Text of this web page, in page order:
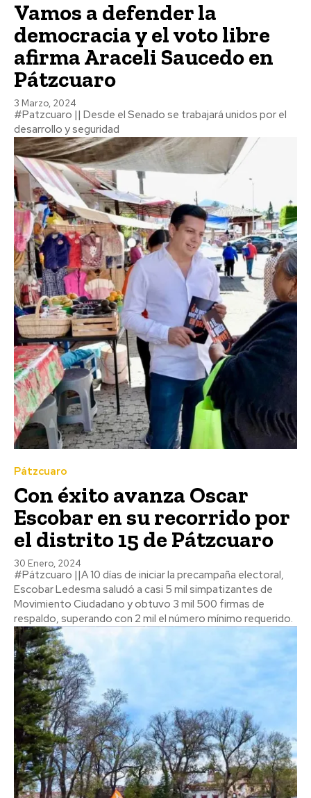
Vamos a defender la
democracia y el voto libre
afirma Araceli Saucedo en
Pátzcuaro
3 Marzo, 2024
#Patzcuaro || Desde el Senado se trabajará unidos por el
desarrollo y seguridad
Pátzcuaro
Con éxito avanza Oscar
Escobar en su recorrido por
el distrito 15 de Pátzcuaro
30 Enero, 2024
#Pátzcuaro ||A 10 días de iniciar la precampaña electoral,
Escobar Ledesma saludó a casi 5 mil simpatizantes de
Movimiento Ciudadano y obtuvo 3 mil 500 firmas de
respaldo, superando con 2 mil el número mínimo requerido.